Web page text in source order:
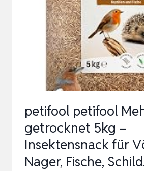
HÄNGENDES…
petifool petifool
getrocknet 5kg –
Insektensnack für
Nager, Fische,